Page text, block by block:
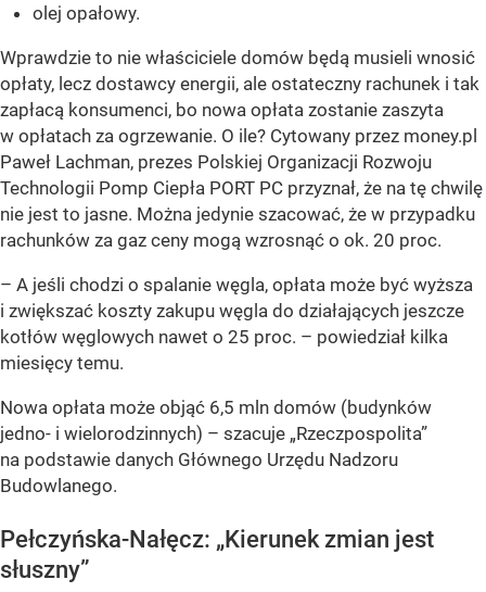
olej opałowy.
Wprawdzie to nie właściciele domów będą musieli wnosić
opłaty, lecz dostawcy energii, ale ostateczny rachunek i tak
zapłacą konsumenci, bo nowa opłata zostanie zaszyta
w opłatach za ogrzewanie. O ile? Cytowany przez money.pl
Paweł Lachman, prezes Polskiej Organizacji Rozwoju
Technologii Pomp Ciepła PORT PC przyznał, że na tę chwilę
nie jest to jasne. Można jedynie szacować, że w przypadku
rachunków za gaz ceny mogą wzrosnąć o ok. 20 proc.
– A jeśli chodzi o spalanie węgla, opłata może być wyższa
i zwiększać koszty zakupu węgla do działających jeszcze
kotłów węglowych nawet o 25 proc. – powiedział kilka
miesięcy temu.
Nowa opłata może objąć 6,5 mln domów (budynków
jedno- i wielorodzinnych) – szacuje „Rzeczpospolita”
na podstawie danych Głównego Urzędu Nadzoru
Budowlanego.
Pełczyńska-Nałęcz: „Kierunek zmian jest
słuszny”